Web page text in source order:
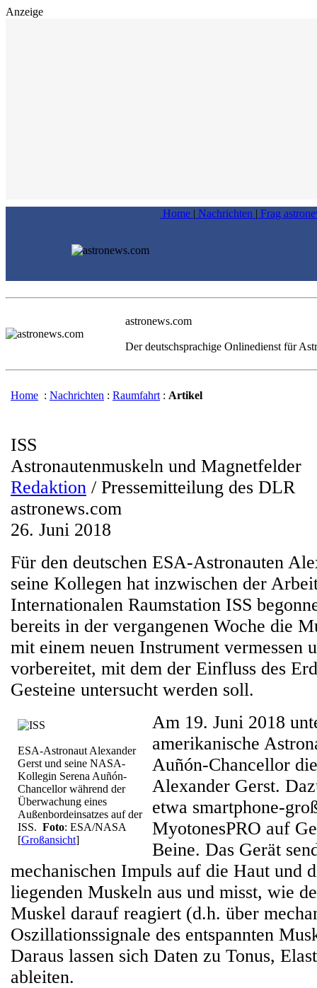
Anzeige
Home | Nachrichten | Frag
astronews.com
Der deutschsprachige Onlinedienst für
Home : Nachrichten : Raumfahrt : Artikel
ISS
Astronautenmuskeln und Magnetfelder
Redaktion / Pressemitteilung des DLR
astronews.com
26. Juni 2018
Für den deutschen ESA-Astronauten
seine Kollegen hat inzwischen der
Internationalen Raumstation ISS
bereits in der vergangenen Woche die
mit einem neuen Instrument vermessen
vorbereitet, mit dem der Einfluss des
Gesteine untersucht werden soll.
ESA-Astronaut Alexander
Gerst und seine NASA-
Kollegin Serena Auñón-
Chancellor während der
Überwachung eines
Außenbordeinsatzes auf der
ISS. Foto: ESA/NASA
[Großansicht]
Am 19. Juni 2018
amerikanische
Auñón-Chancellor
Alexander Gerst.
etwa smartphone-
MyotonesPRO auf
Beine. Das Gerät
mechanischen Impuls auf die Haut und
liegenden Muskeln aus und misst, wie
Muskel darauf reagiert (d.h. über
Oszillationssignale des entspannten
Daraus lassen sich Daten zu Tonus,
ableiten.